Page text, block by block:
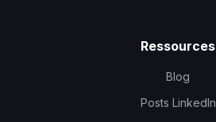
Ressources
Blog
Posts LinkedIn